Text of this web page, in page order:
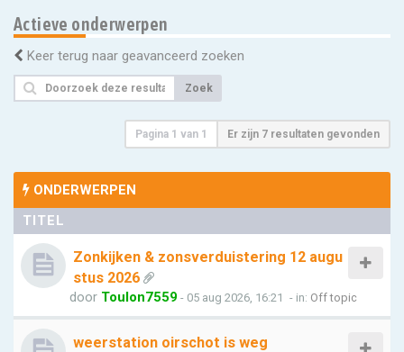
Actieve onderwerpen
Keer terug naar geavanceerd zoeken
Zoek
Pagina 1 van 1 Er zijn 7 resultaten gevonden
ONDERWERPEN
TITEL
Zonkijken & zonsverduistering 12 augu
stus 2026
door Toulon7559 - 05 aug 2026, 16:21 - in: Off topic
weerstation oirschot is weg